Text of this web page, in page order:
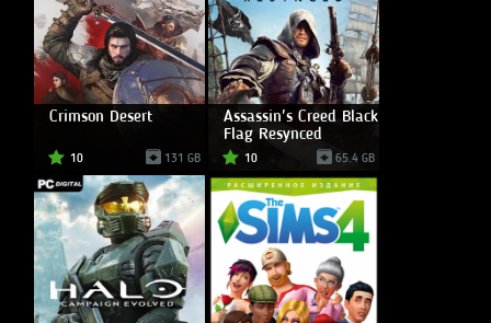
Crimson Desert
10 131 GB
Assassin's Creed Black
Flag Resynced
10 65.4 GB